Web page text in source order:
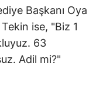
Başkanı Oya
ise, "Biz 1
63
Adil mi?"